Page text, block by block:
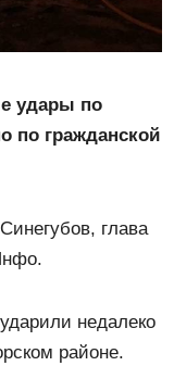
удары по
по гражданской
глава
недалеко
районе.